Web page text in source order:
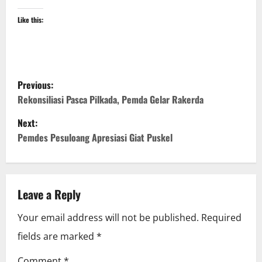
Like this:
P
o
s
a
v
i
Previous:
Rekonsiliasi Pasca Pilkada, Pemda Gelar Rakerda
Next:
Pemdes Pesuloang Apresiasi Giat Puskel
Leave a Reply
Your email address will not be published. Required
fields are marked *